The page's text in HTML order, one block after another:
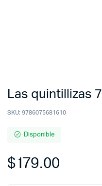
Las quintillizas 7
SKU: 9786075681610
Disponible
$179.00